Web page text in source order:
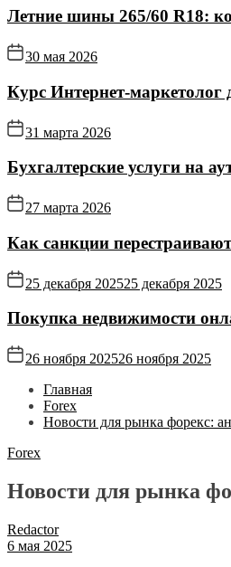
Летние шины 265/60 R18:
30 мая 2026
Курс
31 марта 2026
Бухгалтерские услуги на
27 марта 2026
Как санкции
25 декабря 202525 декабря 2025
Покупка недвижимости
26 ноября 202526 ноября 2025
Главная
Forex
Новости для рынка форекс:
Forex
Новости для рынка
Redactor
6 мая 2025